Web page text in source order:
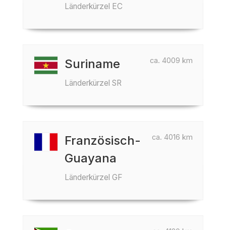
Länderkürzel EC
ca. 4009 km
Suriname
Länderkürzel SR
ca. 4016 km
Französisch-
Guayana
Länderkürzel GF